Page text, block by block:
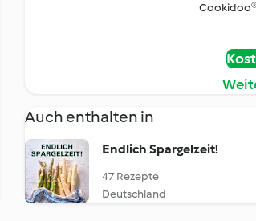
Auch enthalten in
Endlich Spargelzeit!
47 Rezepte
Deutschland